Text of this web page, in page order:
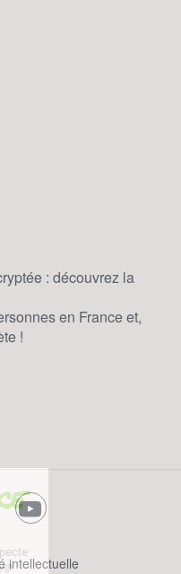
: découvrez la
en France et,
!
youtube
intellectuelle